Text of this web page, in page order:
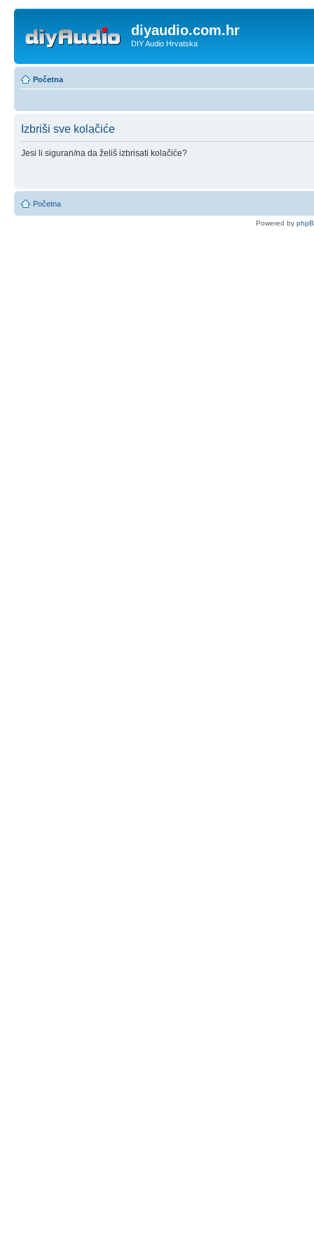
diyaudio.com.hr
DIY Audio Hrvatska
Početna
Izbriši sve kolačiće
Jesi li siguran/na da želiš izbrisati kolačiće?
Početna
Powered by